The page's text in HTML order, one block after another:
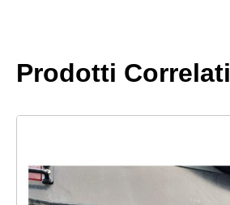
Prodotti Correlati